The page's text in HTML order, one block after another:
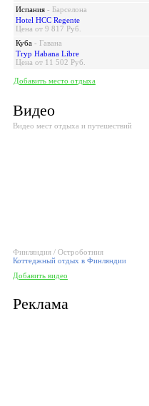
Испания - Барселона
Hotel HCC Regente
Цена от 9 817 Руб.
Куба - Гавана
Tryp Habana Libre
Цена от 11 502 Руб.
Добавить место отдыха
Видео
Видео мест отдыха и путешествий
Финляндия / Остроботния
Коттеджный отдых в Финляндии
Добавить видео
Реклама